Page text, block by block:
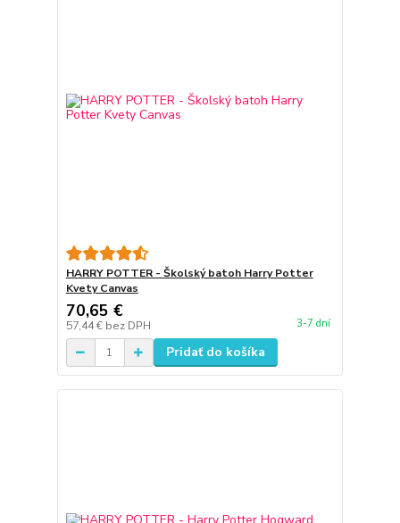
HARRY POTTER - Školský batoh Harry Potter
Kvety Canvas
70,65 €
57,44 € bez DPH 3-7 dní
Pridať do košíka